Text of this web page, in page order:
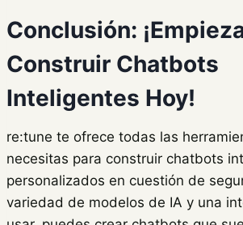
Conclusión:
Construir Chatbots
Inteligentes Hoy!
re:tune te ofrece todas las
necesitas para construir chatbots
personalizados en cuestión de
variedad de modelos de IA y una